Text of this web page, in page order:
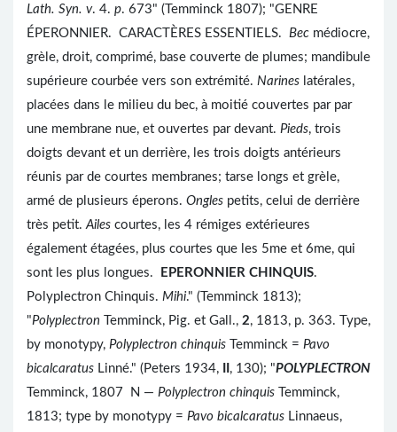
Lath. Syn. v. 4. p. 673" (Temminck 1807); "GENRE
ÉPERONNIER. CARACTÈRES ESSENTIELS. Bec médiocre,
grèle, droit, comprimé, base couverte de plumes; mandibule
supérieure courbée vers son extrémité. Narines latérales,
placées dans le milieu du bec, à moitié couvertes par par
une membrane nue, et ouvertes par devant. Pieds, trois
doigts devant et un derrière, les trois doigts antérieurs
réunis par de courtes membranes; tarse longs et grèle,
armé de plusieurs éperons. Ongles petits, celui de derrière
très petit. Ailes courtes, les 4 rémiges extérieures
également étagées, plus courtes que les 5me et 6me, qui
sont les plus longues.
EPERONNIER CHINQUIS.
Polyplectron Chinquis. Mihi." (Temminck 1813);
"Polyplectron Temminck, Pig. et Gall., 2, 1813, p. 363. Type,
by monotypy, Polyplectron chinquis Temminck = Pavo
bicalcaratus Linné." (Peters 1934, , 130); "POLYPLECTRON
Temminck, 1807 N — Polyplectron chinquis Temminck,
1813; type by monotypy = Pavo bicalcaratus Linnaeus,